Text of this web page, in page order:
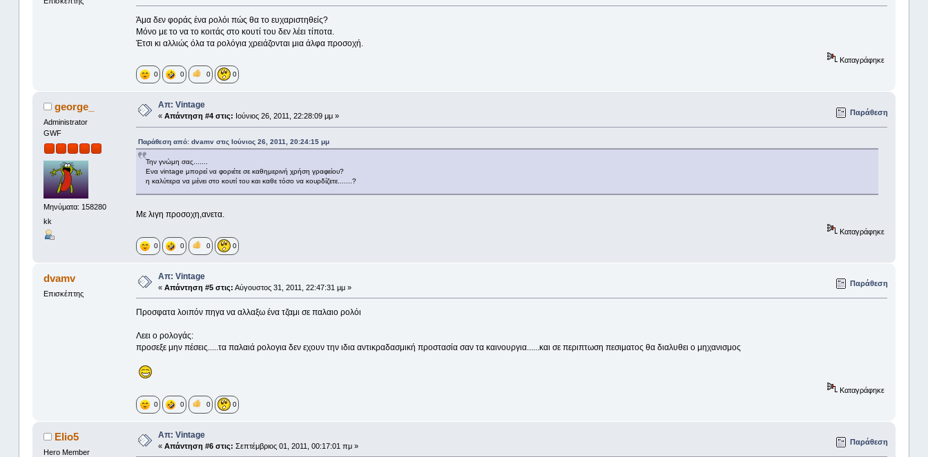
Άμα δεν φοράς ένα ρολόι πώς θα το ευχαριστηθείς?
Μόνο με το να το κοιτάς στο κουτί του δεν λέει τίποτα.
Έτσι κι αλλιώς όλα τα ρολόγια χρειάζονται μια άλφα προσοχή.
Καταγράφηκε
0 0 0 0
george_
Administrator
GWF
Μηνύματα: 158280
kk
Απ: Vintage
« Απάντηση #4 στις: Ιούνιος 26, 2011, 22:28:09 μμ » Παράθεση
Παράθεση από: dvamv στις Ιούνιος 26, 2011, 20:24:15 μμ
Την γνώμη σας.......
Ενα vintage μπορεί να φοριέτε σε καθημερινή χρήση γραφείου?
η καλύτερα να μένει στο κουτί του και καθε τόσο να κουρδίζετε.......?
Με λιγη προσοχη,ανετα.
Καταγράφηκε
0 0 0 0
dvamv
Επισκέπτης
Απ: Vintage
« Απάντηση #5 στις: Αύγουστος 31, 2011, 22:47:31 μμ » Παράθεση
Προσφατα λοιπόν πηγα να αλλαξω ένα τζαμι σε παλαιο ρολόι
Λεει ο ρολογάς:
προσεξε μην πέσεις.....τα παλαιά ρολογια δεν εχουν την ιδια αντικραδασμική προστασία σαν τα καινουργια......και σε περιπτωση πεσιματος θα διαλυθει ο μηχανισμος
Καταγράφηκε
0 0 0 0
Elio5
Hero Member
Απ: Vintage
« Απάντηση #6 στις: Σεπτέμβριος 01, 2011, 00:17:01 πμ » Παράθεση